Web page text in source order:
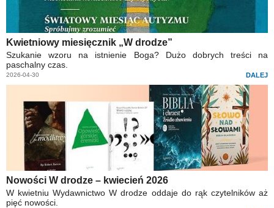
Kwietniowy miesięcznik „W drodze”
Szukanie wzoru na istnienie Boga? Dużo dobrych treści na
paschalny czas.
2026-04-30 DALEJ
Nowości W drodze – kwiecień 2026
W kwietniu Wydawnictwo W drodze oddaje do rąk czytelników aż
pięć nowości.